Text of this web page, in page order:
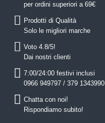
per ordini superiori a 69€
Prodotti di Qualità
Solo le migliori marche
Voto 4.8/5!
Dai nostri clienti
7:00/24:00 festivi inclusi
0966 949797 / 379 1343990
Chatta con noi!
Rispondiamo subito!